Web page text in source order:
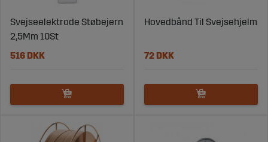
Svejseelektrode Støbejern
2,5Mm 10St
516 DKK
Hovedbånd Til Svejsehjelm
72 DKK